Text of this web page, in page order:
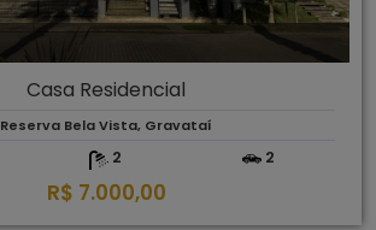
Casa Residencial
Reserva Bela Vista, Gravataí
2 2
R$ 7.000,00